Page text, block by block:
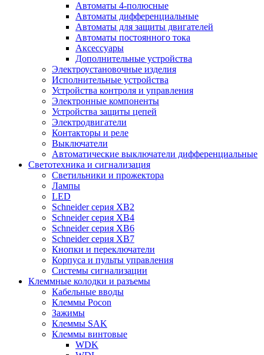
Автоматы 4-полюсные
Автоматы дифференциальные
Автоматы для защиты двигателей
Автоматы постоянного тока
Аксессуары
Дополнительные устройства
Электроустановочные изделия
Исполнительные устройства
Устройства контроля и управления
Электронные компоненты
Устройства защиты цепей
Электродвигатели
Контакторы и реле
Выключатели
Автоматические выключатели дифференциальные
Светотехника и сигнализация
Светильники и прожектора
Лампы
LED
Schneider серия XB2
Schneider серия XB4
Schneider серия XB6
Schneider серия XB7
Кнопки и переключатели
Корпуса и пульты управления
Системы сигнализации
Клеммные колодки и разъемы
Кабельные вводы
Клеммы Pocon
Зажимы
Клеммы SAK
Клеммы винтовые
WDK